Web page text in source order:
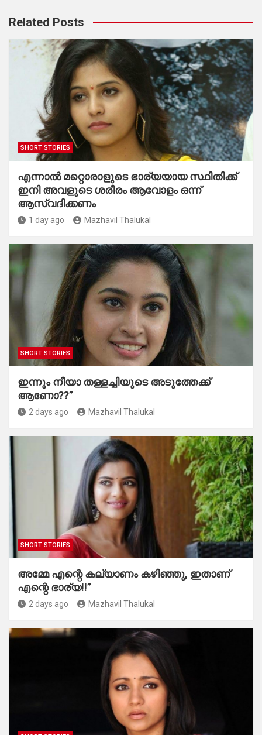
Related Posts
SHORT STORIES
എന്നാൽ മറ്റൊരാളുടെ ഭാര്യയായ സ്ഥിതിക്ക്
ഇനി അവളുടെ ശരീരം ആവോളം ഒന്ന്
ആസ്വദിക്കണം
1 day ago Mazhavil Thalukal
SHORT STORIES
ഇന്നും നീയാ തള്ളച്ചിയുടെ അടുത്തേക്ക്
ആണോ??”
2 days ago Mazhavil Thalukal
SHORT STORIES
അമ്മേ എന്റെ കല്യാണം കഴിഞ്ഞു, ഇതാണ്
എന്റെ ഭാര്യ!!”
2 days ago Mazhavil Thalukal